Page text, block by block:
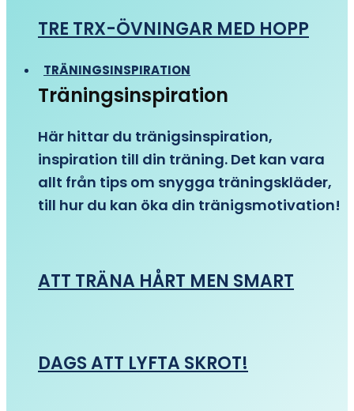
TRE TRX-ÖVNINGAR MED HOPP
TRÄNINGSINSPIRATION
Träningsinspiration
Här hittar du tränigsinspiration,
inspiration till din träning. Det kan vara
allt från tips om snygga träningskläder,
till hur du kan öka din tränigsmotivation!
ATT TRÄNA HÅRT MEN SMART
DAGS ATT LYFTA SKROT!